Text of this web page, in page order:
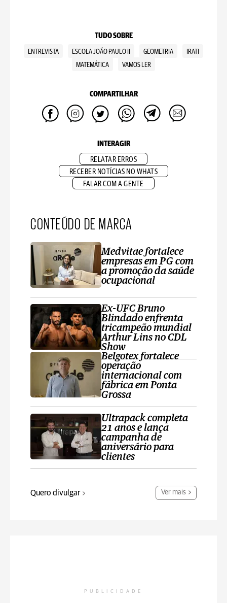
TUDO SOBRE
ENTREVISTA ESCOLA JOÃO PAULO II GEOMETRIA
IRATI
MATEMÁTICA
VAMOS LER
COMPARTILHAR
INTERAGIR
RELATAR ERROS
RECEBER NOTÍCIAS NO WHATS
FALAR COM A GENTE
CONTEÚDO DE MARCA
Medvitae fortalece
empresas em PG com
a promoção da saúde
ocupacional
Ex-UFC Bruno
Blindado enfrenta
tricampeão mundial
Arthur Lins no CDL
Show
Belgotex fortalece
operação
internacional com
fábrica em Ponta
Grossa
Ultrapack completa
21 anos e lança
campanha de
aniversário para
clientes
Quero divulgar Ver mais
PUBLICIDADE